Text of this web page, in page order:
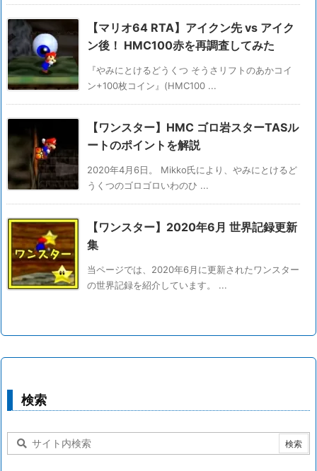
【マリオ64 RTA】アイクン先 vs アイク
ン後！ HMC100赤を再調査してみた
『やみにとけるどうくつ そうさリフトのあかコイ
ン+100枚コイン』(HMC100 ...
【ワンスター】HMC ゴロ岩スターTASル
ートのポイントを解説
2020年4月6日。 Mikko氏により、やみにとけるど
うくつのゴロゴロいわのひ ...
【ワンスター】2020年6月 世界記録更新
集
当ページでは、2020年6月に更新されたワンスター
の世界記録を紹介しています。 ...
検索